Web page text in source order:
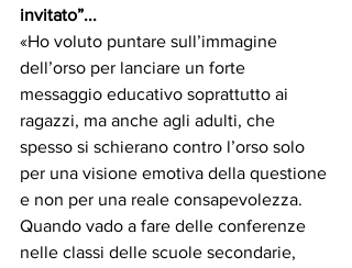
invitato”...
«Ho voluto puntare sull’immagine
dell’orso per lanciare un forte
messaggio educativo soprattutto ai
ragazzi, ma anche agli adulti, che
spesso si schierano contro l’orso solo
per una visione emotiva della questione
e non per una reale consapevolezza.
Quando vado a fare delle conferenze
nelle classi delle scuole secondarie,